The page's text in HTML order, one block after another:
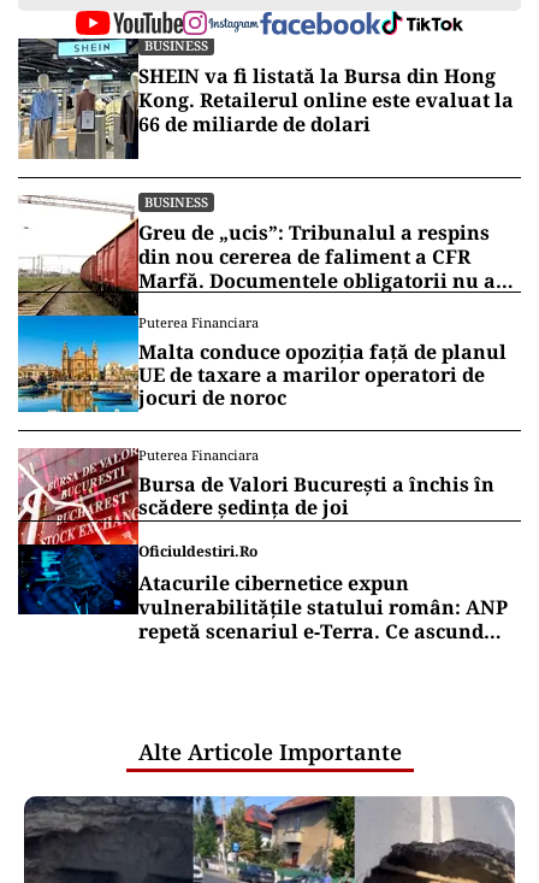
BUSINESS
SHEIN va fi listată la Bursa din Hong
Kong. Retailerul online este evaluat la
66 de miliarde de dolari
BUSINESS
Greu de „ucis”: Tribunalul a respins
din nou cererea de faliment a CFR
Marfă. Documentele obligatorii nu au
Puterea Financiara
Malta conduce opoziția față de planul
UE de taxare a marilor operatori de
jocuri de noroc
Puterea Financiara
Bursa de Valori București a închis în
scădere ședința de joi
Oficiuldestiri.ro
Atacurile cibernetice expun
vulnerabilitățile statului român: ANP
repetă scenariul e‑Terra. Ce ascund
Alte Articole Importante